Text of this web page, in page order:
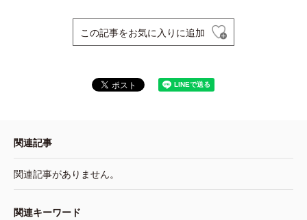
この記事をお気に入りに追加
関連記事
関連記事がありません。
関連キーワード